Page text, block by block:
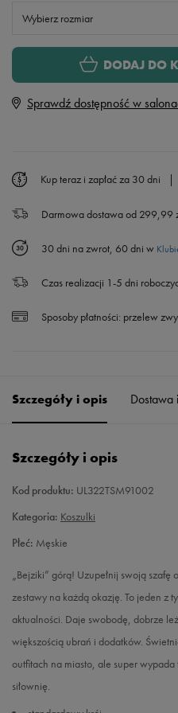
Wybierz rozmiar
M
XL Powiadom o
Powiadom o
DODAJ DO
Sprawdź dostępność w
Kup teraz i zapłać za 30 dni |
Darmowa dostawa od 299,99
30 dni na zwrot, 60 dni w
Czas realizacji 1-5 dni
Sposoby płatności: przelew
Szczegóły i opis Dostawa
Szczegóły i opis
Kod produktu: UL322TSM91002
Kategoria: Koszulki
Płeć: Męskie
„Bejziki” górą! Uzupełnij swoją szafę
zestawy na każdą okazję. To jeden z
aktualności. Daje swobodę, dobrze
większością ubrań i dodatków.
outfitach na miasto, ale super
siłownię.